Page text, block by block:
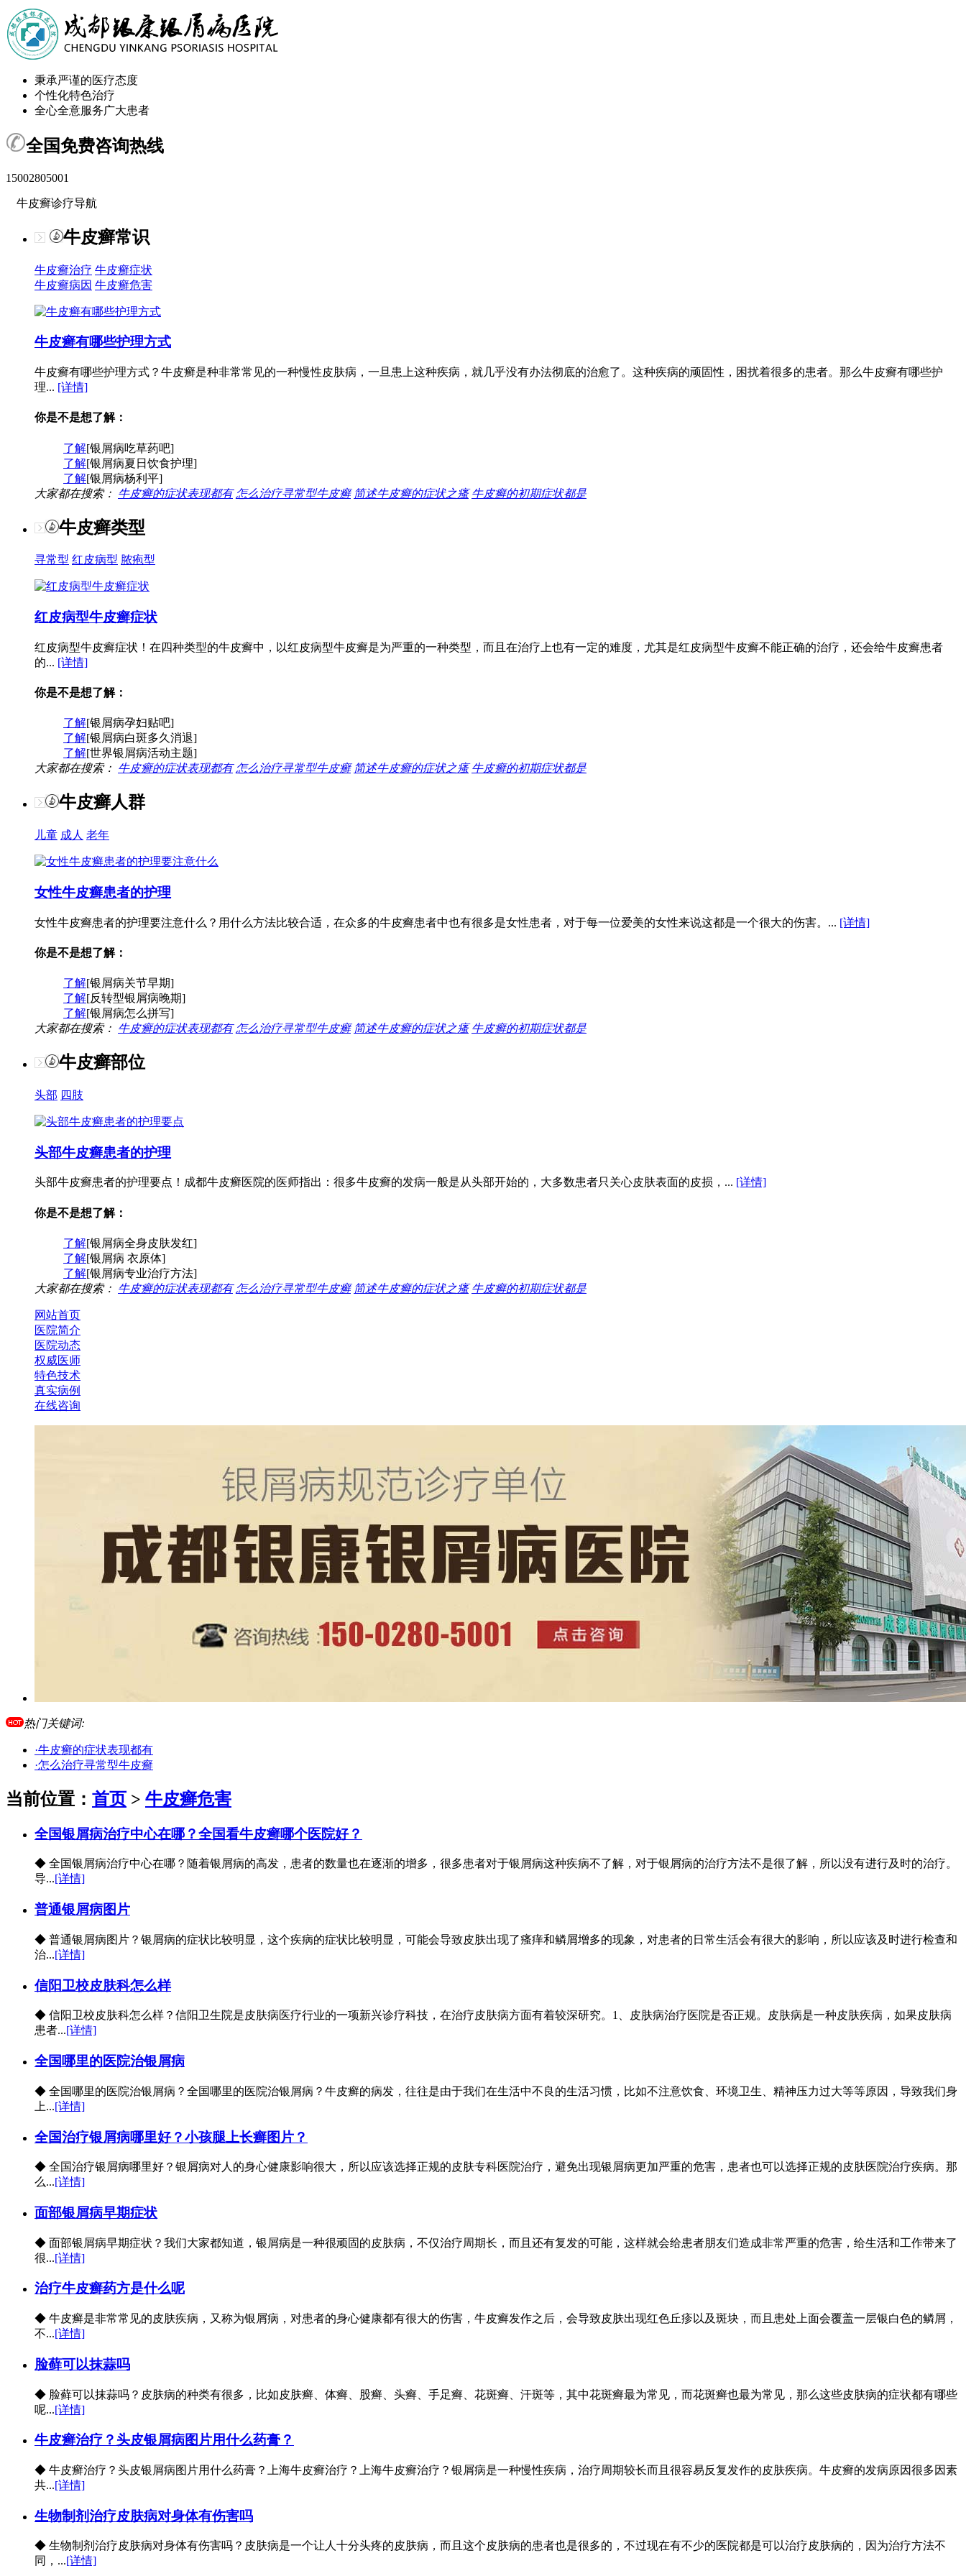
秉承严谨的医疗态度
个性化特色治疗
全心全意服务广大患者
全国免费咨询热线
15002805001
牛皮癣诊疗导航
牛皮癣常识
牛皮癣治疗 牛皮癣症状
牛皮癣病因 牛皮癣危害
牛皮癣有哪些护理方式
牛皮癣有哪些护理方式？牛皮癣是种非常常见的一种慢性皮肤病，一旦患上这种疾病，就几乎没有办法彻底的治愈了。这种疾病的顽固性，困扰着很多的患者。那么牛皮癣有哪些护
理... [详情]
你是不是想了解：
了解[银屑病吃草药吧]
了解[银屑病夏日饮食护理]
了解[银屑病杨利平]
大家都在搜索： 牛皮癣的症状表现都有 怎么治疗寻常型牛皮癣 简述牛皮癣的症状之瘙 牛皮癣的初期症状都是
牛皮癣类型
寻常型 红皮病型 脓疱型
红皮病型牛皮癣症状
红皮病型牛皮癣症状！在四种类型的牛皮癣中，以红皮病型牛皮癣是为严重的一种类型，而且在治疗上也有一定的难度，尤其是红皮病型牛皮癣不能正确的治疗，还会给牛皮癣患者
的... [详情]
你是不是想了解：
了解[银屑病孕妇贴吧]
了解[银屑病白斑多久消退]
了解[世界银屑病活动主题]
大家都在搜索： 牛皮癣的症状表现都有 怎么治疗寻常型牛皮癣 简述牛皮癣的症状之瘙 牛皮癣的初期症状都是
牛皮癣人群
儿童 成人 老年
女性牛皮癣患者的护理
女性牛皮癣患者的护理要注意什么？用什么方法比较合适，在众多的牛皮癣患者中也有很多是女性患者，对于每一位爱美的女性来说这都是一个很大的伤害。... [详情]
你是不是想了解：
了解[银屑病关节早期]
了解[反转型银屑病晚期]
了解[银屑病怎么拼写]
大家都在搜索： 牛皮癣的症状表现都有 怎么治疗寻常型牛皮癣 简述牛皮癣的症状之瘙 牛皮癣的初期症状都是
牛皮癣部位
头部 四肢
头部牛皮癣患者的护理
头部牛皮癣患者的护理要点！成都牛皮癣医院的医师指出：很多牛皮癣的发病一般是从头部开始的，大多数患者只关心皮肤表面的皮损，... [详情]
你是不是想了解：
了解[银屑病全身皮肤发红]
了解[银屑病 衣原体]
了解[银屑病专业治疗方法]
大家都在搜索： 牛皮癣的症状表现都有 怎么治疗寻常型牛皮癣 简述牛皮癣的症状之瘙 牛皮癣的初期症状都是
网站首页
医院简介
医院动态
权威医师
特色技术
真实病例
在线咨询
热门关键词:
·牛皮癣的症状表现都有
·怎么治疗寻常型牛皮癣
当前位置： 首页 > 牛皮癣危害
全国银屑病治疗中心在哪？全国看牛皮癣哪个医院好？
◆ 全国银屑病治疗中心在哪？随着银屑病的高发，患者的数量也在逐渐的增多，很多患者对于银屑病这种疾病不了解，对于银屑病的治疗方法不是很了解，所以没有进行及时的治疗。
导...[详情]
普通银屑病图片
◆ 普通银屑病图片？银屑病的症状比较明显，这个疾病的症状比较明显，可能会导致皮肤出现了瘙痒和鳞屑增多的现象，对患者的日常生活会有很大的影响，所以应该及时进行检查和
治...[详情]
信阳卫校皮肤科怎么样
◆ 信阳卫校皮肤科怎么样？信阳卫生院是皮肤病医疗行业的一项新兴诊疗科技，在治疗皮肤病方面有着较深研究。1、皮肤病治疗医院是否正规。皮肤病是一种皮肤疾病，如果皮肤病
患者...[详情]
全国哪里的医院治银屑病
◆ 全国哪里的医院治银屑病？全国哪里的医院治银屑病？牛皮癣的病发，往往是由于我们在生活中不良的生活习惯，比如不注意饮食、环境卫生、精神压力过大等等原因，导致我们身
上...[详情]
全国治疗银屑病哪里好？小孩腿上长癣图片？
◆ 全国治疗银屑病哪里好？银屑病对人的身心健康影响很大，所以应该选择正规的皮肤专科医院治疗，避免出现银屑病更加严重的危害，患者也可以选择正规的皮肤医院治疗疾病。那
么...[详情]
面部银屑病早期症状
◆ 面部银屑病早期症状？我们大家都知道，银屑病是一种很顽固的皮肤病，不仅治疗周期长，而且还有复发的可能，这样就会给患者朋友们造成非常严重的危害，给生活和工作带来了
很...[详情]
治疗牛皮癣药方是什么呢
◆ 牛皮癣是非常常见的皮肤疾病，又称为银屑病，对患者的身心健康都有很大的伤害，牛皮癣发作之后，会导致皮肤出现红色丘疹以及斑块，而且患处上面会覆盖一层银白色的鳞屑，
不...[详情]
脸藓可以抹蒜吗
◆ 脸藓可以抹蒜吗？皮肤病的种类有很多，比如皮肤癣、体癣、股癣、头癣、手足癣、花斑癣、汗斑等，其中花斑癣最为常见，而花斑癣也最为常见，那么这些皮肤病的症状都有哪些
呢...[详情]
牛皮癣治疗？头皮银屑病图片用什么药膏？
◆ 牛皮癣治疗？头皮银屑病图片用什么药膏？上海牛皮癣治疗？上海牛皮癣治疗？银屑病是一种慢性疾病，治疗周期较长而且很容易反复发作的皮肤疾病。牛皮癣的发病原因很多因素
共...[详情]
生物制剂治疗皮肤病对身体有伤害吗
◆ 生物制剂治疗皮肤病对身体有伤害吗？皮肤病是一个让人十分头疼的皮肤病，而且这个皮肤病的患者也是很多的，不过现在有不少的医院都是可以治疗皮肤病的，因为治疗方法不
同，...[详情]